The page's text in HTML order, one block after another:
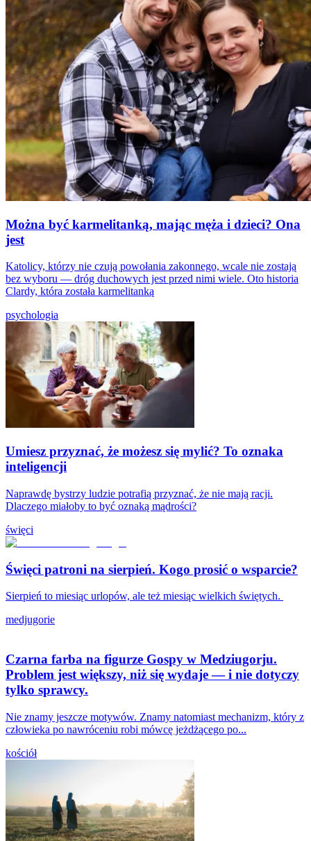
Można być karmelitanką, mając męża i dzieci? Ona
jest
Katolicy, którzy nie czują powołania zakonnego, wcale nie zostają
bez wyboru — dróg duchowych jest przed nimi wiele. Oto historia
Clardy, która została karmelitanką
psychologia
Umiesz przyznać, że możesz się mylić? To oznaka
inteligencji
Naprawdę bystrzy ludzie potrafią przyznać, że nie mają racji.
Dlaczego miałoby to być oznaką mądrości?
święci
Święci patroni na sierpień. Kogo prosić o wsparcie?
Sierpień to miesiąc urlopów, ale też miesiąc wielkich świętych.
medjugorie
Czarna farba na figurze Gospy w Medziugorju.
Problem jest większy, niż się wydaje — i nie dotyczy
tylko sprawcy.
Nie znamy jeszcze motywów. Znamy natomiast mechanizm, który z
człowieka po nawróceniu robi mówcę jeżdżącego po...
kościół